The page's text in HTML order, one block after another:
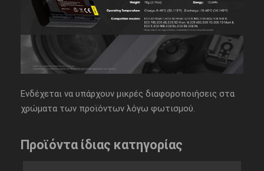
Ενδέχεται να υπάρχουν μικρές διαφοροποιήσεις στα
χρώματα των προϊόντων λόγω φωτισμού.
Προϊόντα ίδιας κατηγορίας